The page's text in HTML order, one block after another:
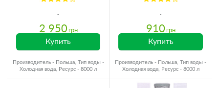
2 950 грн
Купить
Производитель - Польша, Тип воды -
Холодная вода, Ресурс - 8000 л
910 грн
Купить
Производитель - Польша, Тип воды -
Холодная вода, Ресурс - 8000 л